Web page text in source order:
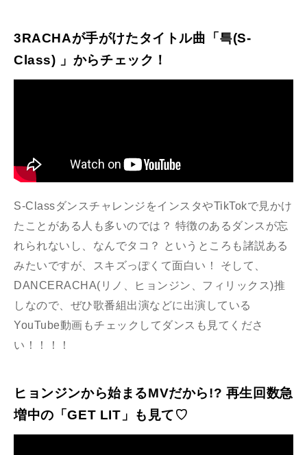
3RACHAが手がけたタイトル曲「특(S-
Class) 」からチェック！
S-ClassダンスチャレンジをインスタやTikTokで見かけ
たことがある人も多いのでは？ 特徴のあるダンスが忘
れられないし、なんでタコ？ というところも諸説ある
みたいですが、スキズっぽくて面白い！ そして、
DANCERACHA(リノ、ヒョンジン、フィリックス)推
しなので、ぜひ歌番組出演などに出演している
YouTube動画もチェックしてダンスも見てくださ
い！！！！
ヒョンジンから始まるMVだから!? 再生回数急
増中の「GET LIT」も見て♡